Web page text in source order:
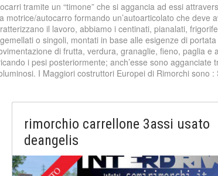
tramite un “timone” che si aggancia ad essi
autocarro formando un’autoarticolato che
il lavoro, abbiamo i centinati, pianalati,
o singoli, montati in base alle esigenze di
di frutta, verdura, granaglie, fieno, paglia
i pesi posteriormente; anch’esse sono
I Maggiori costruttori Europei di Rimorchi sono
rimorchio carrellone 3assi usato
deangelis